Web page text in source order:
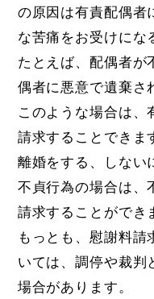
の原因は有責配偶者
な苦痛をお受けにな
たとえば、配偶者が
偶者に悪意で遺棄さ
このような場合は、
請求することできま
離婚をする、しない
不貞行為の場合は、
請求することができ
もっとも、慰謝料
いては、調停や裁判
場合があります。